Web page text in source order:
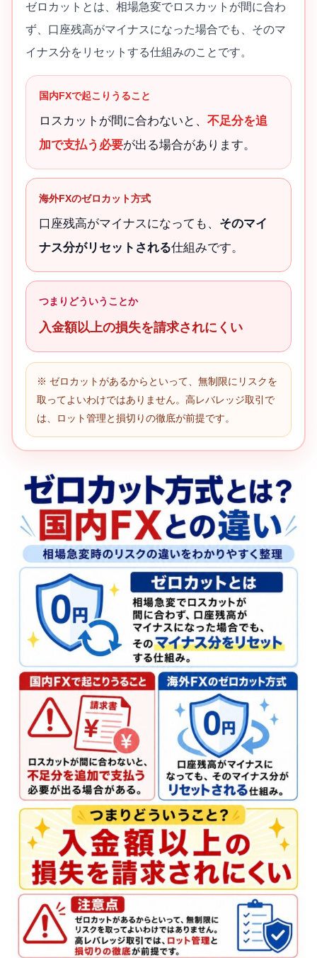
ゼロカットとは、相場急変でロスカットが間に合わ
ず、口座残高がマイナスになった場合でも、そのマ
イナス分をリセットする仕組みのことです。
国内FXで起こりうること
ロスカットが間に合わないと、 不足分を追
加で支払う必要が出る場合があります。
海外FXのゼロカット方式
口座残高がマイナスになっても、 そのマイ
ナス分がリセットされる仕組みです。
つまりどういうことか
入金額以上の損失を請求されにくい
※ ゼロカットがあるからといって、無制限にリスクを
取ってよいわけではありません。高レバレッジ取引で
は、ロット管理と損切りの徹底が前提です。